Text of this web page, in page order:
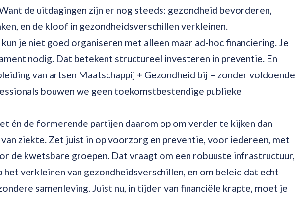
de uitdagingen zijn er nog steeds: gezondheid bevorderen,
en de kloof in gezondheidsverschillen verkleinen.
je niet goed organiseren met alleen maar ad-hoc financiering. Je
nodig. Dat betekent structureel investeren in preventie. En
van artsen Maatschappij + Gezondheid bij – zonder voldoende
bouwen we geen toekomstbestendige publieke
én de formerende partijen daarom op om verder te kijken dan
ziekte. Zet juist in op voorzorg en preventie, voor iedereen, met
de kwetsbare groepen. Dat vraagt om een robuuste infrastructuur,
het verkleinen van gezondheidsverschillen, en om beleid dat echt
samenleving. Juist nu, in tijden van financiële krapte, moet je